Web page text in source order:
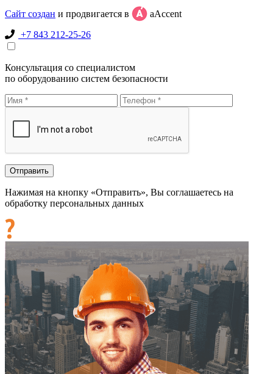
Сайт создан и продвигается в
aAccent
+7 843 212-25-26
Консультация со специалистом
по оборудованию систем безопасности
Нажимая на кнопку «Отправить», Вы соглашаетесь на
обработку персональных данных